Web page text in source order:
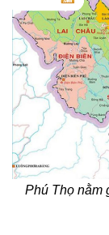
Phú Thọ nằm